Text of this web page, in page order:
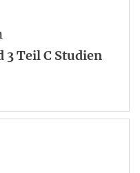
3 Teil C Studien